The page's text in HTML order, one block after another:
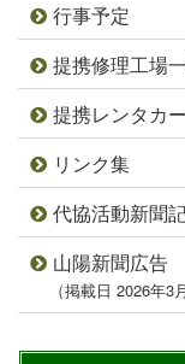
行事予定
提携修理工場
提携レンタカー
リンク集
代協活動新聞
山陽新聞広告
（掲載日 2026年3